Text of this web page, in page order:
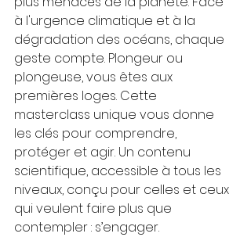
à l'urgence climatique et à la
dégradation des océans, chaque
geste compte. Plongeur ou
plongeuse, vous êtes aux
premières loges. Cette
masterclass unique vous donne
les clés pour comprendre,
protéger et agir. Un contenu
scientifique, accessible à tous les
niveaux, conçu pour celles et ceux
qui veulent faire plus que
contempler : s’engager.